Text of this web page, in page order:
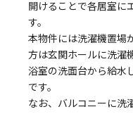
開けることで各居室に
す。
本物件には洗濯機置場
方は玄関ホールに洗濯
浴室の洗面台から給水
です。
なお、バルコニーに洗